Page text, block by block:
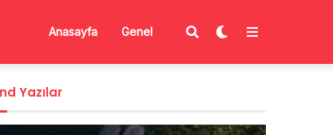
Anasayfa Genel
Yazılar